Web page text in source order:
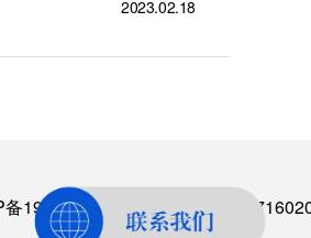
2023.02.18
备19064574号-2丨 鲁公网安备